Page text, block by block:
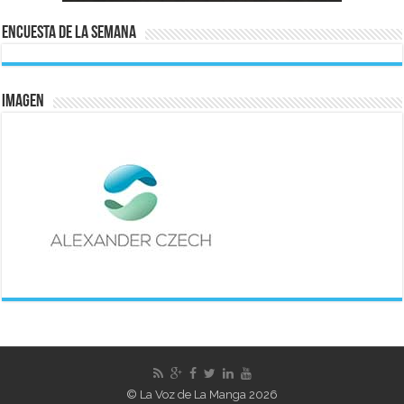
Encuesta de la semana
IMAGEN
© La Voz de La Manga 2026